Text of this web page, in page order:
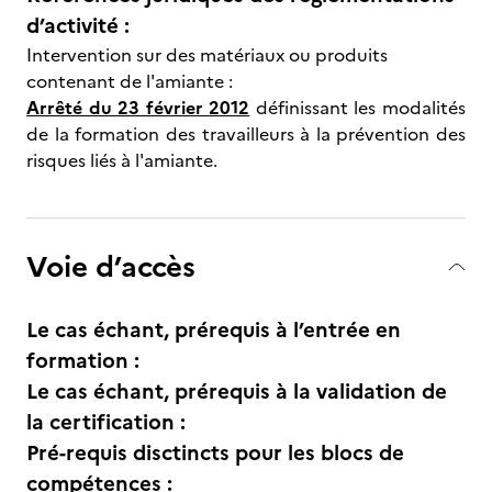
d’activité :
Intervention sur des matériaux ou produits
contenant de l'amiante :
Arrêté du 23 février 2012 définissant les modalités
de la formation des travailleurs à la prévention des
risques liés à l'amiante.
Voie d’accès
Le cas échant, prérequis à l’entrée en
formation :
Le cas échant, prérequis à la validation de
la certification :
Pré-requis disctincts pour les blocs de
compétences :